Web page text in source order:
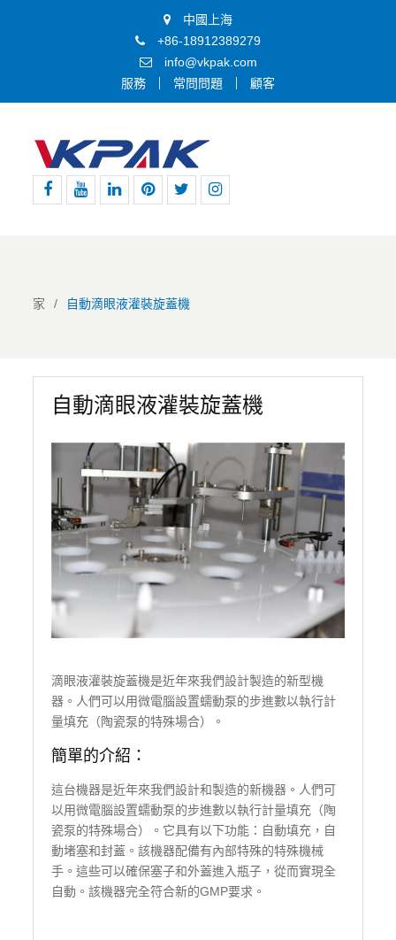
中國上海
+86-18912389279
info@vkpak.com
服務
常問問題 顧客
家 自動滴眼液灌裝旋蓋機
自動滴眼液灌裝旋蓋機
滴眼液灌裝旋蓋機是近年來我們設計製造的新型機
器。人們可以用微電腦設置蠕動泵的步進數以執行計
量填充（陶瓷泵的特殊場合）。
簡單的介紹：
這台機器是近年來我們設計和製造的新機器。人們可
以用微電腦設置蠕動泵的步進數以執行計量填充（陶
瓷泵的特殊場合）。它具有以下功能：自動填充，自
動堵塞和封蓋。該機器配備有內部特殊的特殊機械
手。這些可以確保塞子和外蓋進入瓶子，從而實現全
自動。該機器完全符合新的GMP要求。